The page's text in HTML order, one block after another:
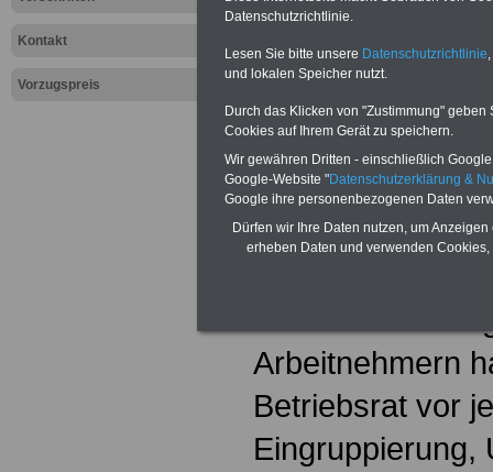
Kontakt
Vorzugspreis
(Betr)VG
§ 99
personellen
Arbeitnehmern
Betriebsrat vor
Eingruppierung,
Datenschutzrichtlinie.
Lesen Sie bitte unsere Datenschutzrichtlinie
und lokalen Speicher nutzt.
Durch das Klicken von "Zustimmung"
Cookies auf Ihrem Gerät zu speichern.
Wir gewähren Dritten - einschließlich
Google-Website "Datenschutzerklärung &
Google ihre personenbezogenen Daten
Dürfen wir Ihre Daten nutzen, um
erheben Daten und verwenden